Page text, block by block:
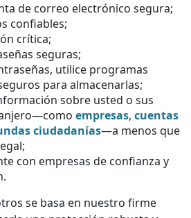
de correo electrónico segura;
confiables;
crítica;
seguras;
utilice programas
para almacenarlas;
sobre usted o sus
empresas, cuentas
ciudadanías—a menos que
con empresas de confianza y
se basa en nuestro firme